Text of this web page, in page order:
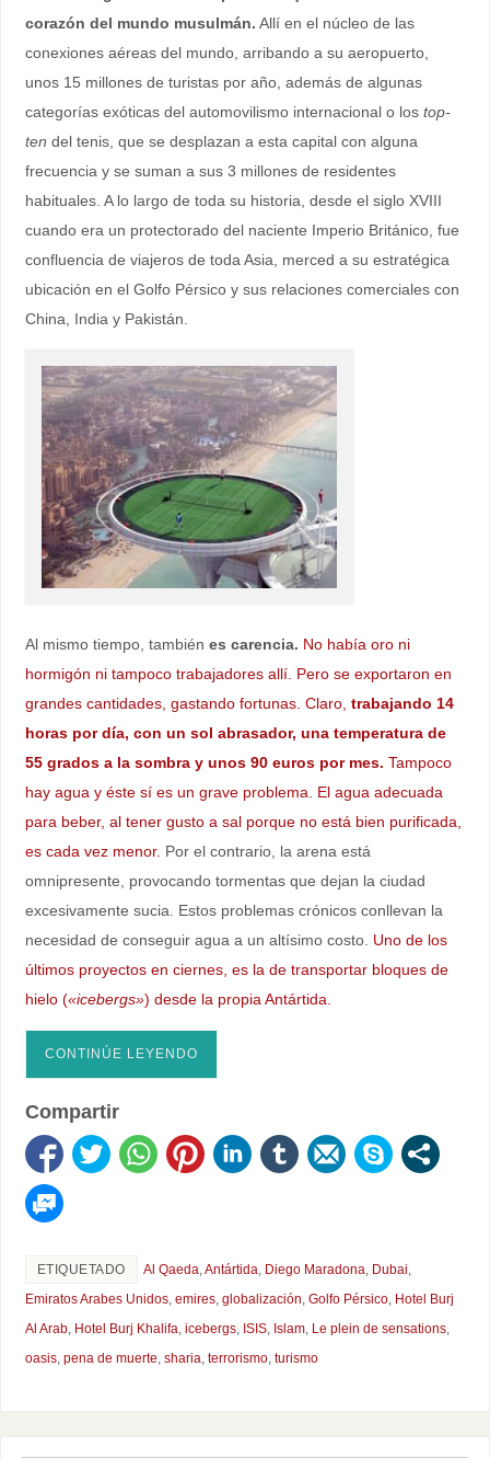
corazón del mundo musulmán. Allí en el núcleo de las
conexiones aéreas del mundo, arribando a su aeropuerto,
unos 15 millones de turistas por año, además de algunas
categorías exóticas del automovilismo internacional o lostop-
ten del tenis, que se desplazan a esta capital con alguna
frecuencia y se suman a sus 3 millones de residentes
habituales. A lo largo de toda su historia, desde el siglo XVIII
cuando era un protectorado del naciente Imperio Británico, fue
confluencia de viajeros de toda Asia, merced a su estratégica
ubicación en el Golfo Pérsico y sus relaciones comerciales con
China, India y Pakistán.
Al mismo tiempo, también es carencia. No había oro ni
hormigón ni tampoco trabajadores allí. Pero se exportaron en
grandes cantidades, gastando fortunas. Claro, trabajando 14
horas por día, con un sol abrasador, una temperatura de
55 grados a la sombra y unos 90 euros por mes. Tampoco
hay agua y éste sí es un grave problema. El agua adecuada
para beber, al tener gusto a sal porque no está bien purificada,
es cada vez menor. Por el contrario, la arena está
omnipresente, provocando tormentas que dejan la ciudad
excesivamente sucia. Estos problemas crónicos conllevan la
necesidad de conseguir agua a un altísimo costo. Uno de los
últimos proyectos en ciernes, es la de transportar bloques de
hielo («icebergs») desde la propia Antártida.
CONTINÚE LEYENDO
Compartir
ETIQUETADO Al Qaeda,Antártida, Diego Maradona, Dubai,
Emiratos Arabes Unidos, emires, globalización, Golfo Pérsico, Hotel Burj
Al Arab, Hotel Burj Khalifa, icebergs, ISIS, Islam, Le plein de sensations,
oasis, pena de muerte, sharia, terrorismo, turismo